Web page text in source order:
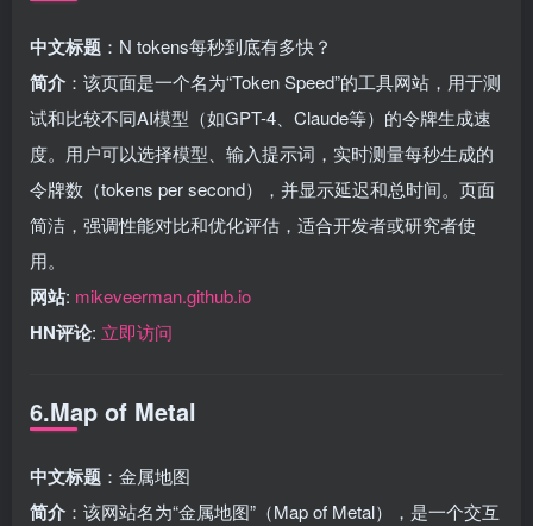
中文标题 ：N tokens每秒到底有多快？
简介 ：该页面是一个名为“Token Speed”的工具网站，用于测
试和比较不同AI模型（如GPT-4、Claude等）的令牌生成速
度。用户可以选择模型、输入提示词，实时测量每秒生成的
令牌数（tokens per second），并显示延迟和总时间。页面
简洁，强调性能对比和优化评估，适合开发者或研究者使
用。
网站: mikeveerman.github.io
HN评论: 立即访问
6.Map of Metal
中文标题 ：金属地图
简介 ：该网站名为“金属地图”（Map of Metal），是一个交互